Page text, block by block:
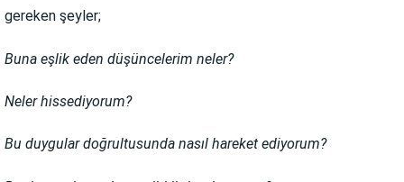
gereken şeyler;
Buna eşlik eden düşüncelerim neler?
Neler hissediyorum?
Bu duygular doğrultusunda nasıl hareket ediyorum?